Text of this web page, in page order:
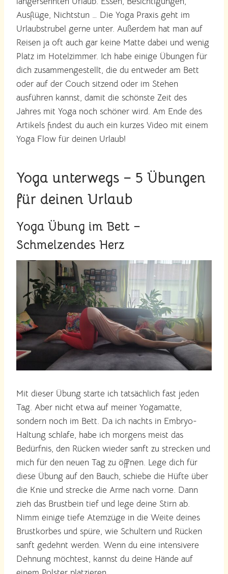
Ausflüge, Nichtstun … Die Yoga Praxis geht im
Urlaubstrubel gerne unter. Außerdem hat man auf
Reisen ja oft auch gar keine Matte dabei und wenig
Platz im Hotelzimmer. Ich habe einige Übungen für
dich zusammengestellt, die du entweder am Bett
oder auf der Couch sitzend oder im Stehen
ausführen kannst, damit die schönste Zeit des
Jahres mit Yoga noch schöner wird. Am Ende des
Artikels findest du auch ein kurzes Video mit einem
Yoga Flow für deinen Urlaub!
Yoga unterwegs – 5 Übungen
für deinen Urlaub
Yoga Übung im Bett –
Schmelzendes Herz
Mit dieser Übung starte ich tatsächlich fast jeden
Tag. Aber nicht etwa auf meiner Yogamatte,
sondern noch im Bett. Da ich nachts in Embryo-
Haltung schlafe, habe ich morgens meist das
Bedürfnis, den Rücken wieder sanft zu strecken und
mich für den neuen Tag zu öffnen. Lege dich für
diese Übung auf den Bauch, schiebe die Hüfte über
die Knie und strecke die Arme nach vorne. Dann
zieh das Brustbein tief und lege deine Stirn ab.
Nimm einige tiefe Atemzüge in die Weite deines
Brustkorbes und spüre, wie Schultern und Rücken
sanft gedehnt werden. Wenn du eine intensivere
Dehnung möchtest, kannst du deine Hände auf